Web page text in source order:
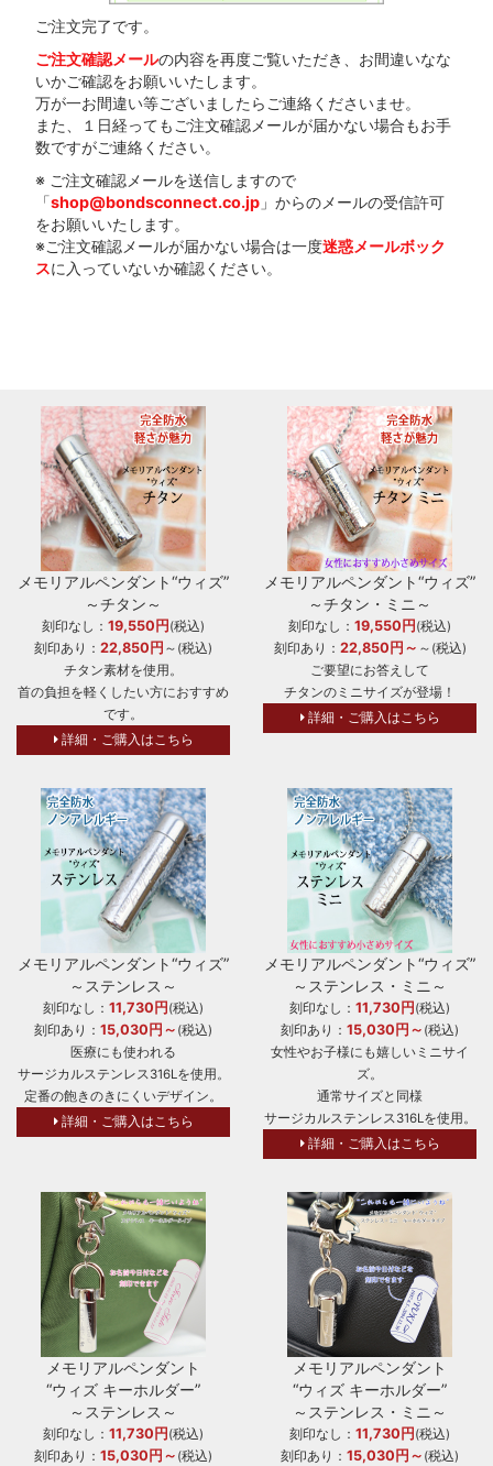
ご注文完了です。
ご注文確認メールの内容を再度ご覧いただき、お間違いなな
いかご確認をお願いいたします。
万が一お間違い等ございましたらご連絡くださいませ。
また、１日経ってもご注文確認メールが届かない場合もお手
数ですがご連絡ください。
※ ご注文確認メールを送信しますので
「shop@bondsconnect.co.jp」からのメールの受信許可
をお願いいたします。
※ご注文確認メールが届かない場合は一度迷惑メールボック
スに入っていないか確認ください。
メモリアルペンダント“ウィズ”
～チタン～
刻印なし： 19,550円 (税込)
刻印あり： 22,850円 ～(税込)
チタン素材を使用。
首の負担を軽くしたい方におすすめ
です。
詳細・ご購入はこちら
メモリアルペンダント“ウィズ”
～チタン・ミニ～
刻印なし： 19,550円 (税込)
刻印あり： 22,850円～ ～(税込)
ご要望にお答えして
チタンのミニサイズが登場！
詳細・ご購入はこちら
メモリアルペンダント“ウィズ”
～ステンレス～
刻印なし： 11,730円 (税込)
刻印あり： 15,030円～ (税込)
医療にも使われる
サージカルステンレス316Lを使用。
定番の飽きのきにくいデザイン。
詳細・ご購入はこちら
メモリアルペンダント“ウィズ”
～ステンレス・ミニ～
刻印なし： 11,730円 (税込)
刻印あり： 15,030円～ (税込)
女性やお子様にも嬉しいミニサイ
ズ。
通常サイズと同様
サージカルステンレス316Lを使用。
詳細・ご購入はこちら
メモリアルペンダント
“ウィズ キーホルダー”
～ステンレス～
刻印なし： 11,730円 (税込)
刻印あり： 15,030円～ (税込)
メモリアルペンダント
“ウィズ キーホルダー”
～ステンレス・ミニ～
刻印なし： 11,730円 (税込)
刻印あり： 15,030円～ (税込)